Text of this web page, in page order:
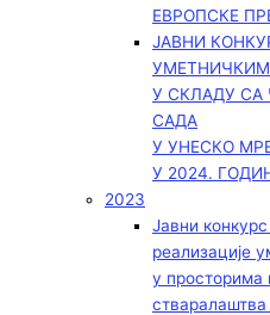
ЕВРОПСКЕ
ЈАВНИ
У СКЛАДУ СА
САДА
У УНЕСКО
У 2024.
2023
Јавни
реализације
у просторима
стваралаштва